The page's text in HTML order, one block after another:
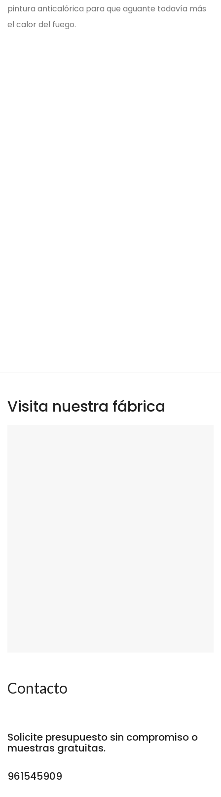
pintura anticalórica para que aguante todavía más
el calor del fuego.
Visita nuestra fábrica
Contacto
Solicite presupuesto sin compromiso o
muestras gratuitas.
961545909